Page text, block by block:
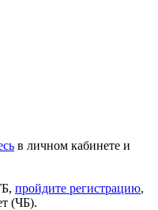
в личном кабинете и
пройдите регистрацию,
(ЧБ).